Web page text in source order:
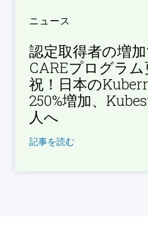
ニュース
認定取得者の増
CAREプログラ
祝！日本の
250%増加、
人へ
記事を読む